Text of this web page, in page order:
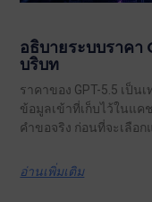
อธิบายระบบราคา
บริบท
ราคาของ GPT-5.5 เป็น
ข้อมูลเข้าที่เก็บไว้ในแ
คำขอจริง ก่อนที่จะเลือก
อ่านเพิ่มเติม